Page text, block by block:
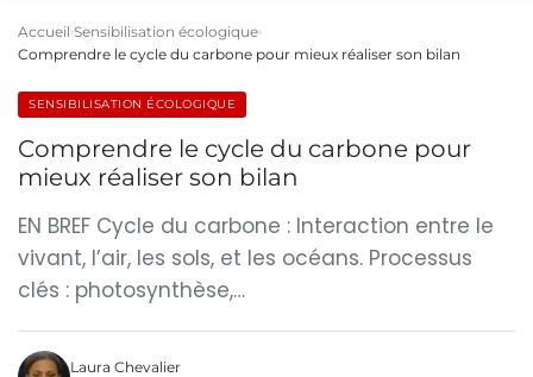
Accueil Sensibilisation écologique
Comprendre le cycle du carbone pour mieux réaliser son bilan
SENSIBILISATION ÉCOLOGIQUE
Comprendre le cycle du carbone pour
mieux réaliser son bilan
EN BREF Cycle du carbone : Interaction entre le
vivant, l’air, les sols, et les océans. Processus
clés : photosynthèse,…
Laura Chevalier